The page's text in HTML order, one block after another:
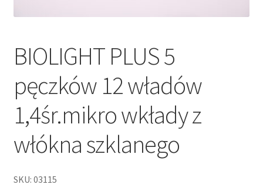
BIOLIGHT PLUS 5
pęczków 12 władów
1,4śr.mikro wkłady z
włókna szklanego
SKU: 03115